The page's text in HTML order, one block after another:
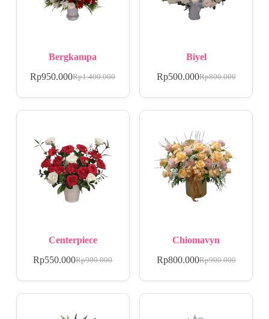
Bergkampa
Rp1.400.000
Rp950.000
Biyel
Rp800.000
Rp500.000
Centerpiece
Rp900.000
Rp550.000
Chiomavyn
Rp900.000
Rp800.000